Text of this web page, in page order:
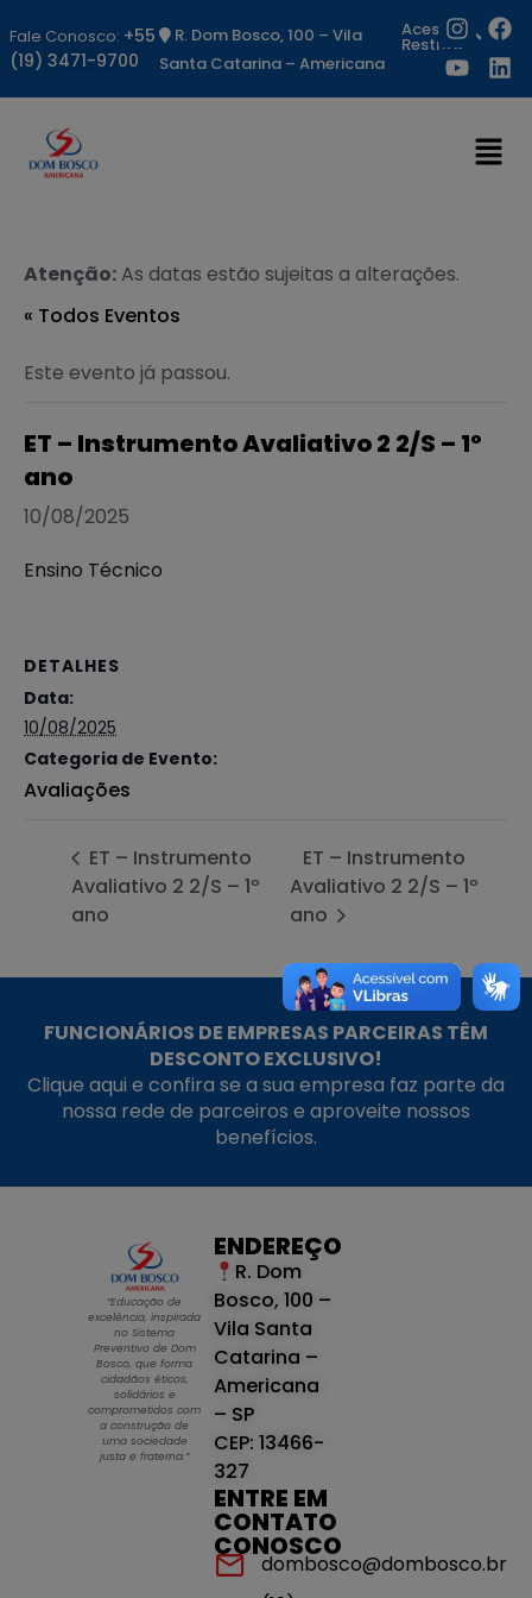
Fale Conosco: +55
(19) 3471-9700
R. Dom Bosco, 100 – Vila
Santa Catarina – Americana
Acesso
Restrito
Atenção:As datas estão sujeitas a alterações.
« Todos Eventos
Este evento já passou.
ET – Instrumento Avaliativo 2 2/S – 1º
ano
10/08/2025
Ensino Técnico
DETALHES
Data:
10/08/2025
Categoria de Evento:
Avaliações
ET – Instrumento
Avaliativo 2 2/S – 1º
ano
ET – Instrumento
Avaliativo 2 2/S – 1º
ano
FUNCIONÁRIOS DE EMPRESAS PARCEIRAS TÊM
DESCONTO EXCLUSIVO!
Clique aqui e confira se a sua empresa faz parte da
nossa rede de parceiros e aproveite nossos
benefícios.
“Educação de
excelência, inspirada
no Sistema
Preventivo de Dom
Bosco, que forma
cidadãos éticos,
solidários e
comprometidos com
a construção de
uma sociedade
justa e fraterna.”
ENDEREÇO
R. Dom
Bosco, 100 –
Vila Santa
Catarina –
Americana
– SP
CEP: 13466-
327
ENTRE EM
CONTATO
CONOSCO
dombosco@dombosco.br